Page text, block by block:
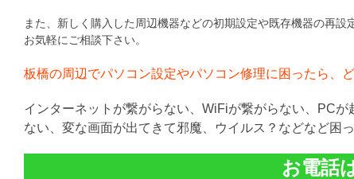
また、新しく購入した周辺機器などの初期設定や既存機器の再
お気軽にご相談下さい。
板橋の周辺でパソコン設定やパソコン修理に困ったら、
インターネットが繋がらない、WiFiが繋がらない、PC
ない、変な画面が出てきて邪魔、ウイルス？などなど困
お電話